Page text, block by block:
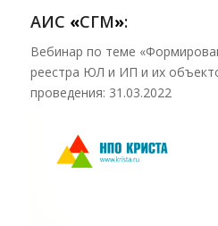
АИС «СГМ»:
Вебинар по теме
реестра ЮЛ и ИП и их
проведения: 31.03.2022